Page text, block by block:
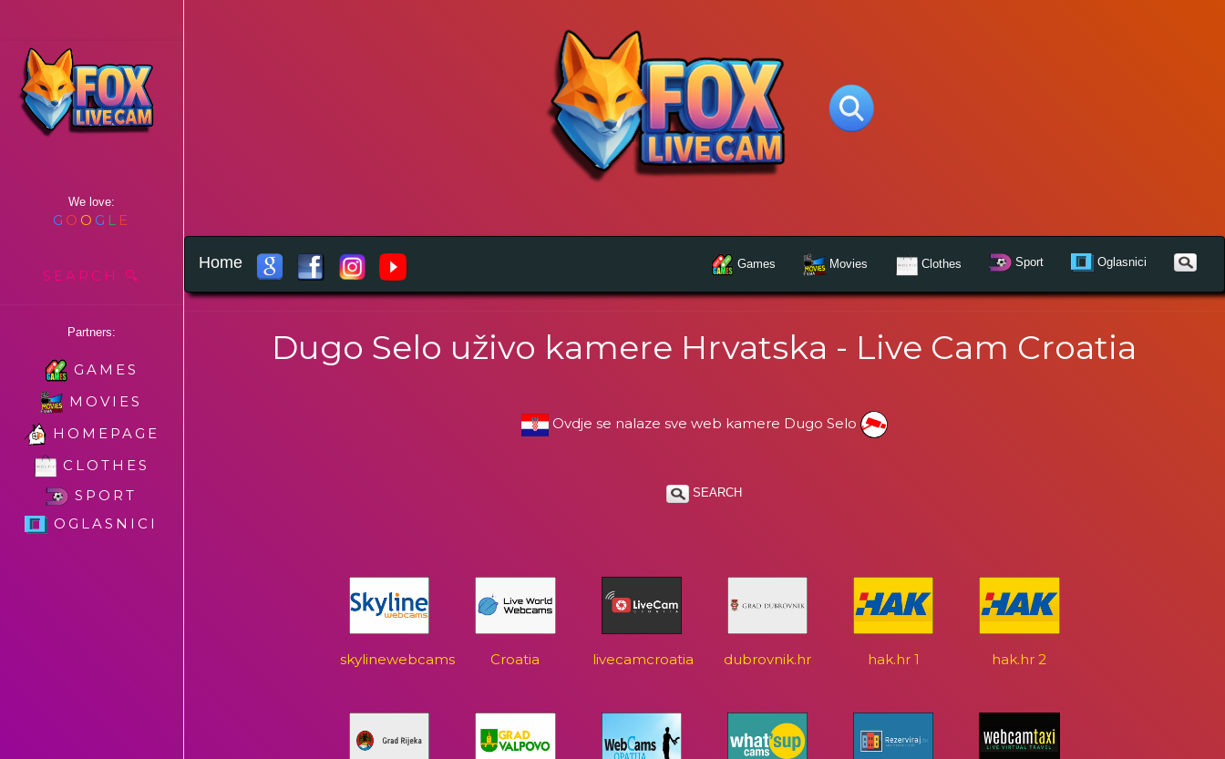
We love:
G O O G L E
SEARCH 🔍
Partners:
GAMES
MOVIES
HOMEPAGE
CLOTHES
SPORT
OGLASNICI
Home Games Movies Clothes Sport Oglasnici
Dugo Selo uživo kamere Hrvatska - Live Cam Croatia
Ovdje se nalaze sve web kamere Dugo Selo
SEARCH
skylinewebcams Croatia livecamcroatia dubrovnik.hr hak.hr 1 hak.hr 2